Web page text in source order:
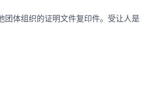
体组织的证明文件复印件。受让人是